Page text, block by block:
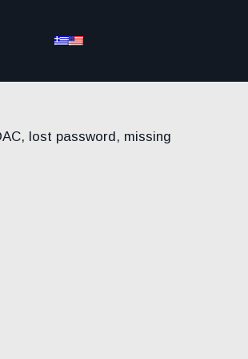
lost password, missing